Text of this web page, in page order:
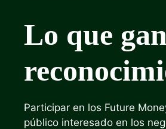
Lo que
Participar en los Future
público interesado en los